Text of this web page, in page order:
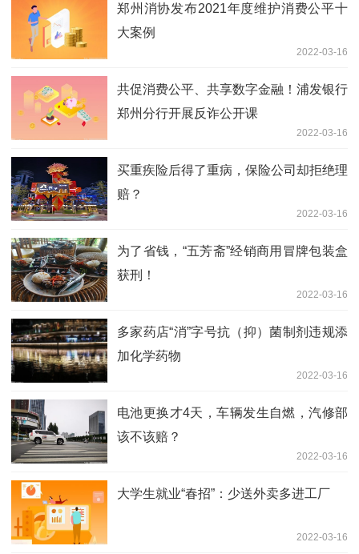
郑州消协发布2021年度维护消费公平十
大案例
2022-03-16
共促消费公平、共享数字金融！浦发银行
郑州分行开展反诈公开课
2022-03-16
买重疾险后得了重病，保险公司却拒绝理
赔？
2022-03-16
为了省钱，“五芳斋”经销商用冒牌包装盒
获刑！
2022-03-16
多家药店“消”字号抗（抑）菌制剂违规添
加化学药物
2022-03-16
电池更换才4天，车辆发生自燃，汽修部
该不该赔？
2022-03-16
大学生就业“春招”：少送外卖多进工厂
2022-03-16